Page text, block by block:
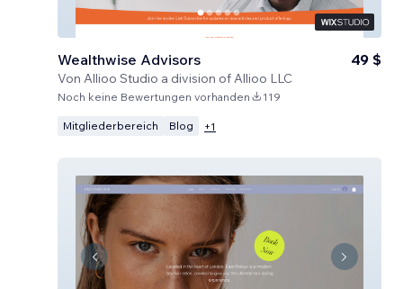
Wealthwise Advisors
Von Allioo Studio a division of Allioo LLC
49 $
Noch keine Bewertungen vorhanden 119
Mitgliederbereich Blog +1